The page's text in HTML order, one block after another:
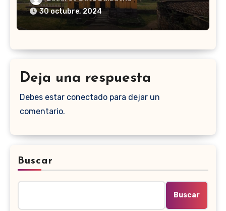
30 octubre, 2024
Deja una respuesta
Debes estar conectado para dejar un
comentario.
Buscar
Buscar